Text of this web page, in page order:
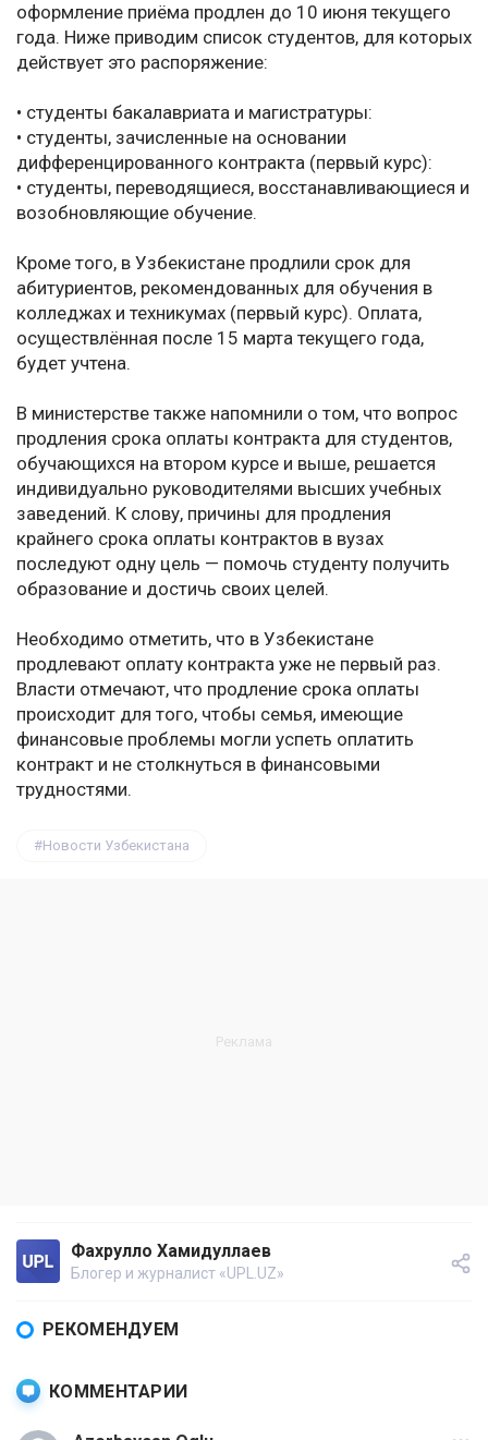
оформление приёма продлен до 10 июня текущего
года. Ниже приводим список студентов, для которых
действует это распоряжение:
• студенты бакалавриата и магистратуры:
• студенты, зачисленные на основании
дифференцированного контракта (первый курс):
• студенты, переводящиеся, восстанавливающиеся и
возобновляющие обучение.
Кроме того, в Узбекистане продлили срок для
абитуриентов, рекомендованных для обучения в
колледжах и техникумах (первый курс). Оплата,
осуществлённая после 15 марта текущего года,
будет учтена.
В министерстве также напомнили о том, что вопрос
продления срока оплаты контракта для студентов,
обучающихся на втором курсе и выше, решается
индивидуально руководителями высших учебных
заведений. К слову, причины для продления
крайнего срока оплаты контрактов в вузах
последуют одну цель — помочь студенту получить
образование и достичь своих целей.
Необходимо отметить, что в Узбекистане
продлевают оплату контракта уже не первый раз.
Власти отмечают, что продление срока оплаты
происходит для того, чтобы семья, имеющие
финансовые проблемы могли успеть оплатить
контракт и не столкнуться в финансовыми
трудностями.
Новости Узбекистана
Фахрулло Хамидуллаев
Блогер и журналист «UPL.UZ»
РЕКОМЕНДУЕМ
КОММЕНТАРИИ